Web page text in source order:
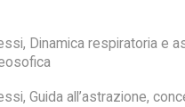
Dinamica respiratoria e
Guida all’astrazione,